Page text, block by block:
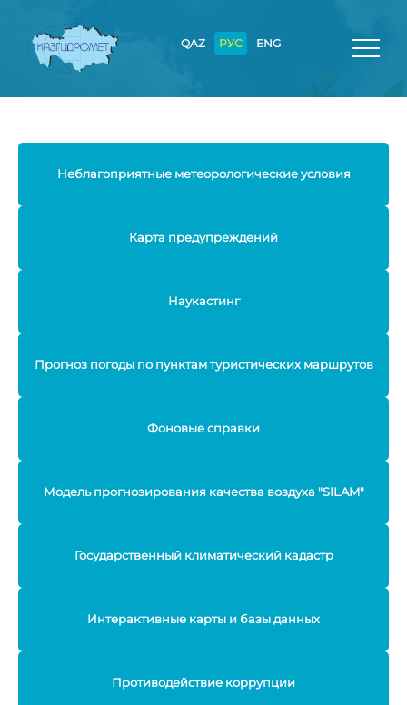
QAZ РУС ENG
Неблагоприятные метеорологические условия
Карта предупреждений
Наукастинг
Прогноз погоды по пунктам туристических маршрутов
Фоновые справки
Модель прогнозирования качества воздуха "SILAM"
Государственный климатический кадастр
Интерактивные карты и базы данных
Противодействие коррупции